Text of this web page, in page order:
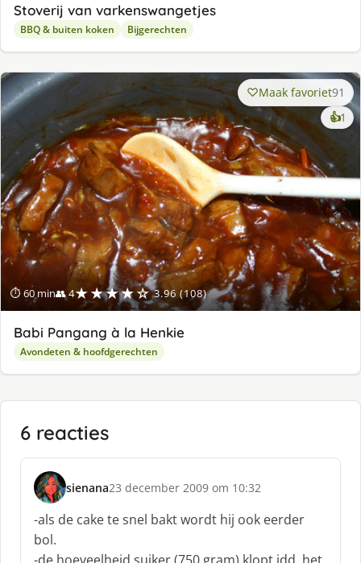
Stoverij van varkenswangetjes
BBQ & buiten koken Bijgerechten
⏱ 60 min👥 4★★★★☆ 3.96 (108)
Maak favoriet91
👍1
Babi Pangang à la Henkie
Avondeten & hoofdgerechten
6 reacties
sienana
s
h
r
23 december 2009 om 10:32
-als de cake te snel bakt wordt hij ook eerder
bol.